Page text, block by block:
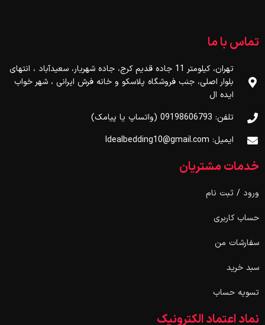
تماس با ما
تهران، کیلومتر 11 جاده قدیم کرج، جاده شهریار، سعیدآباد ، انتهای
بلوار اصلی، جنب فروشگاه پلاسکو و خانه فرش ایرانی ، شهر خواب
ایده ال
تلفن: 09198606793 (واتساپ یا پیامک)
ایمیل: Idealbedding10@gmail.com
خدمات مشتریان
ورود / ثبت نام
حساب کاربری
سفارشات من
سبد خرید
تسویه حساب
نماد اعتماد الکترونیک